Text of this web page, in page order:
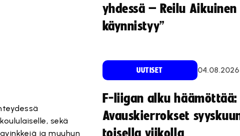
sekä
ja muuhun
yhdessä – Reilu
käynnistyy”
UUTISET 04.08.2026
F-liigan alku häämöttää:
Avauskierrokset